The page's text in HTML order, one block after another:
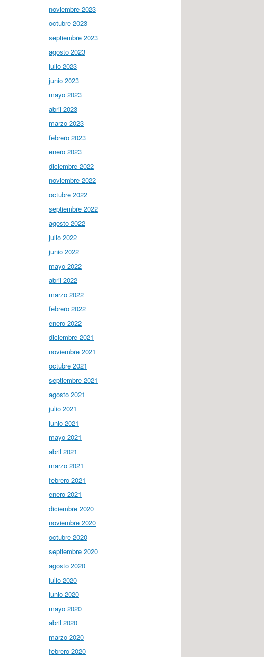
noviembre 2023
octubre 2023
septiembre 2023
agosto 2023
julio 2023
junio 2023
mayo 2023
abril 2023
marzo 2023
febrero 2023
enero 2023
diciembre 2022
noviembre 2022
octubre 2022
septiembre 2022
agosto 2022
julio 2022
junio 2022
mayo 2022
abril 2022
marzo 2022
febrero 2022
enero 2022
diciembre 2021
noviembre 2021
octubre 2021
septiembre 2021
agosto 2021
julio 2021
junio 2021
mayo 2021
abril 2021
marzo 2021
febrero 2021
enero 2021
diciembre 2020
noviembre 2020
octubre 2020
septiembre 2020
agosto 2020
julio 2020
junio 2020
mayo 2020
abril 2020
marzo 2020
febrero 2020